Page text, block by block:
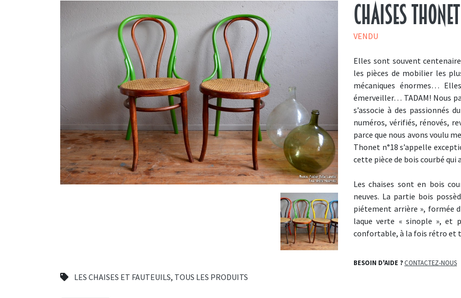
LES CHAISES ET FAUTEUILS, TOUS LES PRODUITS
Chaises
VENDU
Elles sont souvent
les pièces de mobilier les
mécaniques énormes…
émerveiller… TADAM! Nous
s’associe à des passionnés
numéros, vérifiés, rénovés,
parce que nous avons voulu
Thonet n°18 s’appelle
cette pièce de bois courbé qui
Les chaises sont en bois
neuves. La partie bois
piétement arrière », formée
laque verte « sinople », et
confortable, à la fois rétro et
BESOIN D'AIDE ?CONTACTEZ-NOUS